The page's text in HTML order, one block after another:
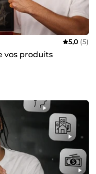
5,0 (5)
vos produits